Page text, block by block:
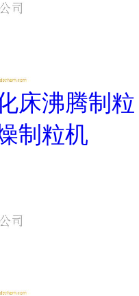
床沸腾制粒
制粒机